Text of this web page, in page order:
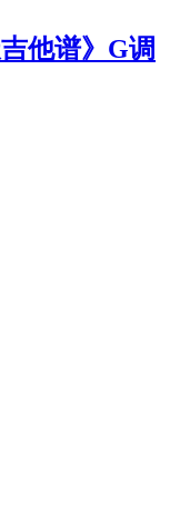
他谱》G调